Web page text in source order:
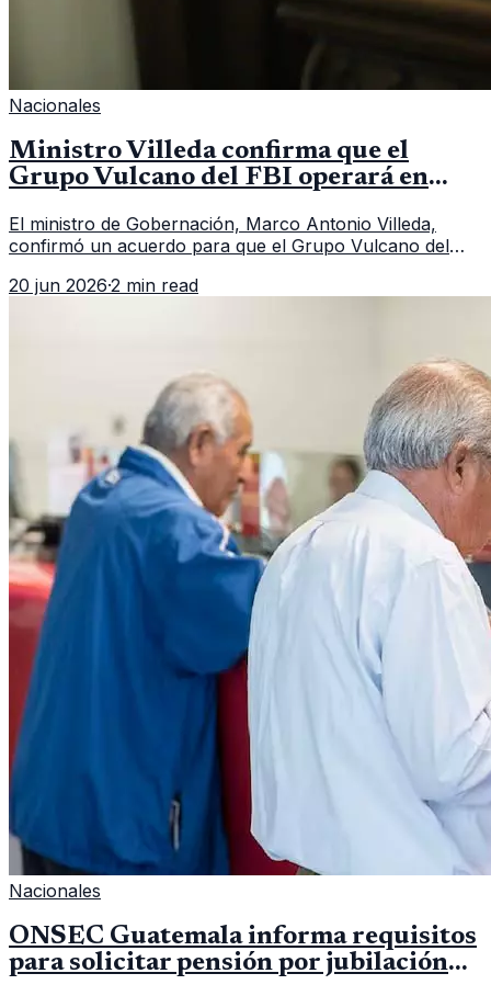
Nacionales
Ministro Villeda confirma que el
Grupo Vulcano del FBI operará en
El ministro de Gobernación, Marco Antonio Villeda,
confirmó un acuerdo para que el Grupo Vulcano del
fallido con la administración anterior del Ministerio
20 jun 2026·2 min read
Nacionales
ONSEC Guatemala informa requisitos
para solicitar pensión por jubilación